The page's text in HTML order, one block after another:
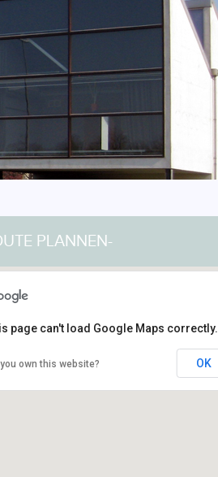
PLANNEN-
page can't load Google Maps correctly.
you own this website? OK